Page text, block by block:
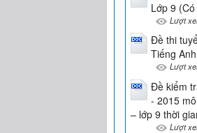
Lớp 9
Lượt
Đề thi
Tiếng
Lượt
Đề kiểm
- 2015
– lớp 9 thời
Lượt